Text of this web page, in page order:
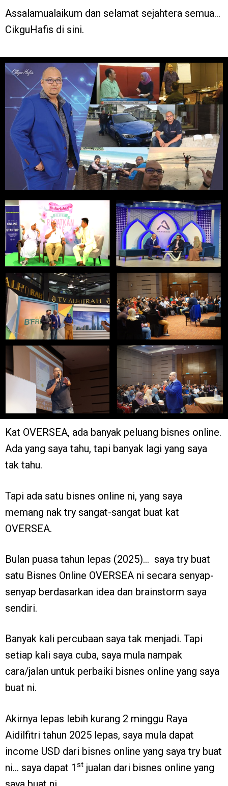
Assalamualaikum dan selamat sejahtera semua…
CikguHafis di sini.
Kat OVERSEA, ada banyak peluang bisnes online.
Ada yang saya tahu, tapi banyak lagi yang saya
tak tahu.
Tapi ada satu bisnes online ni, yang saya
memang nak try sangat-sangat buat kat
OVERSEA.
Bulan puasa tahun lepas (2025)… saya try buat
satu Bisnes Online OVERSEA ni secara senyap-
senyap berdasarkan idea dan brainstorm saya
sendiri.
Banyak kali percubaan saya tak menjadi. Tapi
setiap kali saya cuba, saya mula nampak
cara/jalan untuk perbaiki bisnes online yang saya
buat ni.
Akirnya lepas lebih kurang 2 minggu Raya
Aidilfitri tahun 2025 lepas, saya mula dapat
income USD dari bisnes online yang saya try buat
ni… saya dapat 1 st jualan dari bisnes online yang